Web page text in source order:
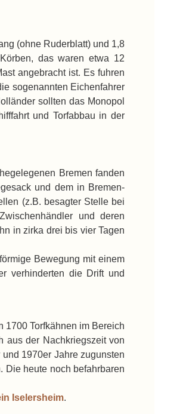
(ohne Ruderblatt) und 1,8
das waren etwa 12
angebracht ist. Es fuhren
sogenannten Eichenfahrer
sollten das Monopol
und Torfabbau in der
Bremen fanden
und dem in Bremen-
(z.B. besagter Stelle bei
und deren
in zirka drei bis vier Tagen
Bewegung mit einem
verhinderten die Drift und
1700 Torfkähnen im Bereich
aus der Nachkriegszeit von
1970er Jahre zugunsten
Die heute noch befahrbaren
Iselersheim.